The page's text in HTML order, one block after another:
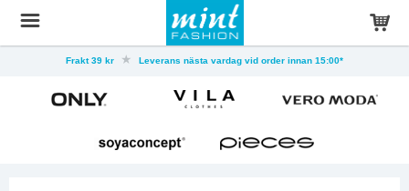
Frakt 39 kr Leverans nästa vardag vid order innan 15:00*